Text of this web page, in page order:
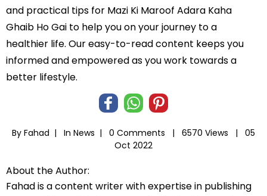
and practical tips for Mazi Ki Maroof Adara Kaha
Ghaib Ho Gai to help you on your journey to a
healthier life. Our easy-to-read content keeps you
informed and empowered as you work towards a
better lifestyle.
By Fahad | In News | 0 Comments | 6570 Views |
05
Oct 2022
About the Author:
Fahad is a content writer with expertise in publishing